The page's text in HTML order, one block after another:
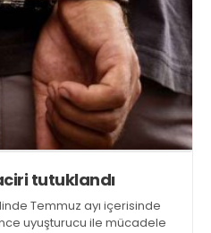
tutuklandı
Temmuz ayı içerisinde
uyuşturucu ile mücadele